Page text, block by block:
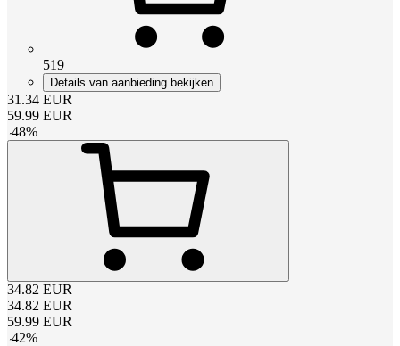
519
Details van aanbieding bekijken
31.34 EUR
59.99 EUR
-48%
34.82 EUR
34.82 EUR
59.99 EUR
-42%